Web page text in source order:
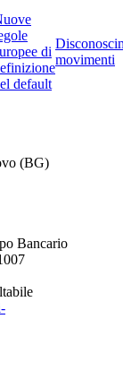
di
default
movimenti
(BG)
Bancario